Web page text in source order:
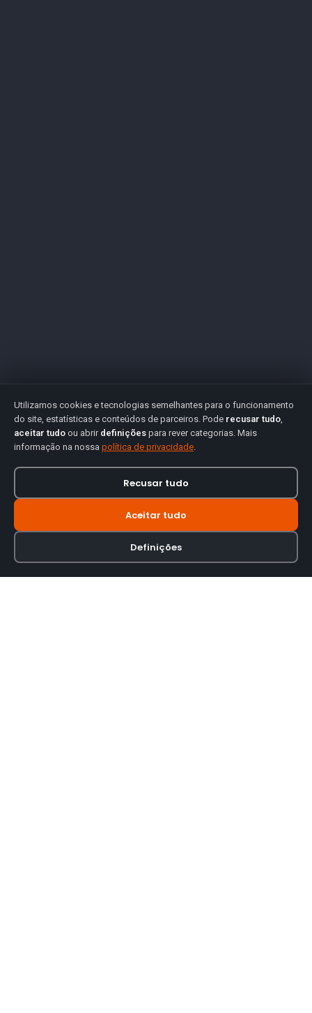
Utilizamos cookies e tecnologias semelhantes para o funcionamento
do site, estatísticas e conteúdos de parceiros. Pode recusar tudo,
aceitar tudo ou abrir definições para rever categorias. Mais
informação na nossa política de privacidade.
Recusar tudo
Aceitar tudo
Definições